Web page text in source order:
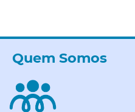
Quem Somos